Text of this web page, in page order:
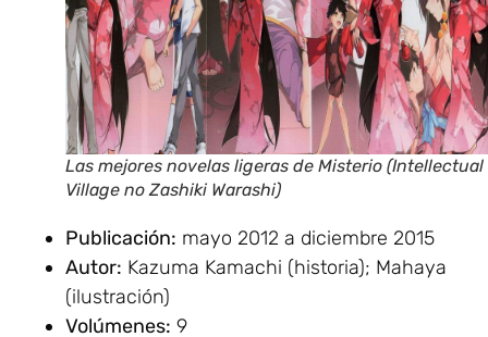
Las mejores novelas ligeras de Misterio (Intellectual
Village no Zashiki Warashi)
Publicación: mayo 2012 a diciembre 2015
Autor: Kazuma Kamachi (historia); Mahaya
(ilustración)
Volúmenes: 9